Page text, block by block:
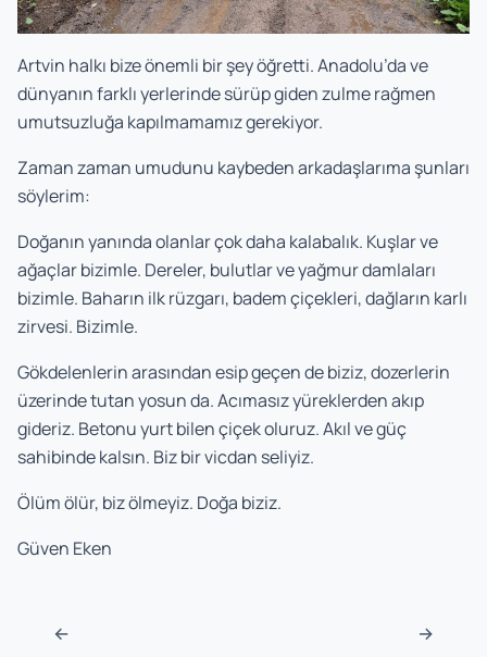
Artvin halkı bize önemli bir şey öğretti. Anadolu’da ve
dünyanın farklı yerlerinde sürüp giden zulme rağmen
umutsuzluğa kapılmamamız gerekiyor.
Zaman zaman umudunu kaybeden arkadaşlarıma şunları
söylerim:
Doğanın yanında olanlar çok daha kalabalık. Kuşlar ve
ağaçlar bizimle. Dereler, bulutlar ve yağmur damlaları
bizimle. Baharın ilk rüzgarı, badem çiçekleri, dağların karlı
zirvesi. Bizimle.
Gökdelenlerin arasından esip geçen de biziz, dozerlerin
üzerinde tutan yosun da. Acımasız yüreklerden akıp
gideriz. Betonu yurt bilen çiçek oluruz. Akıl ve güç
sahibinde kalsın. Biz bir vicdan seliyiz.
Ölüm ölür, biz ölmeyiz. Doğa biziz.
Güven Eken
Navigasyon sonrası
← →